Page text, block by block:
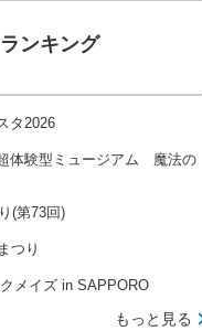
ンキング
タ2026
体験型ミュージアム 魔法の
(第73回)
つり
メイズ in SAPPORO
もっと見る